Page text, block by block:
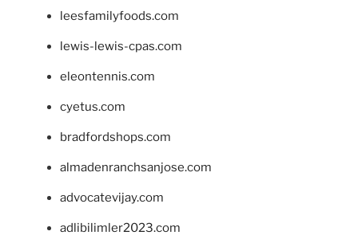
leesfamilyfoods.com
lewis-lewis-cpas.com
eleontennis.com
cyetus.com
bradfordshops.com
almadenranchsanjose.com
advocatevijay.com
adlibilimler2023.com